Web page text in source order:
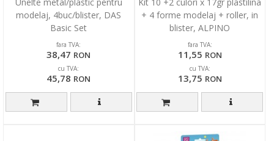
modelaj, 4buc/blister, DAS
Basic Set
fara TVA:
38,47 RON
cu TVA:
45,78 RON
+ 4 forme modelaj + roller, in
blister, ALPINO
fara TVA:
11,55 RON
cu TVA:
13,75 RON